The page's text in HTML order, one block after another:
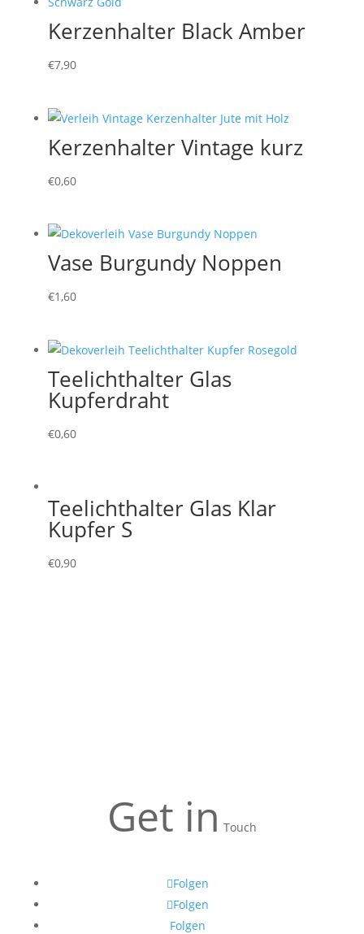
Kerzenhalter Black Amber
€7,90
Kerzenhalter Vintage kurz
€0,60
Vase Burgundy Noppen
€1,60
Teelichthalter Glas
Kupferdraht
€0,60
Teelichthalter Glas Klar
Kupfer S
€0,90
Get in Touch
Folgen
Folgen
Folgen